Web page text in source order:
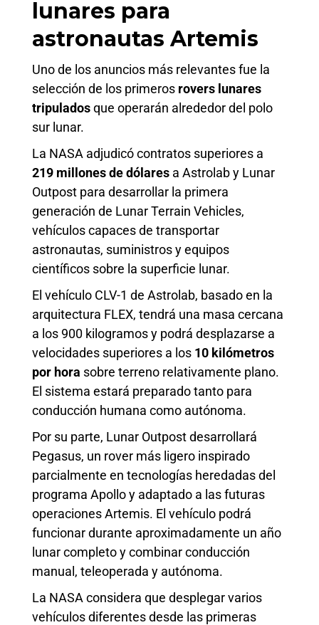
lunares para
astronautas Artemis
Uno de los anuncios más relevantes fue la
selección de los primeros rovers lunares
tripuladosque operarán alrededor del polo
sur lunar.
La NASA adjudicó contratos superiores a
219 millones de dólares a Astrolab y Lunar
Outpost para desarrollar la primera
generación de Lunar Terrain Vehicles,
vehículos capaces de transportar
astronautas, suministros y equipos
científicos sobre la superficie lunar.
El vehículo CLV-1 de Astrolab, basado en la
arquitectura FLEX, tendrá una masa cercana
a los 900 kilogramos y podrá desplazarse a
velocidades superiores a los 10 kilómetros
por hora sobre terreno relativamente plano.
El sistema estará preparado tanto para
conducción humana como autónoma.
Por su parte, Lunar Outpost desarrollará
Pegasus, un rover más ligero inspirado
parcialmente en tecnologías heredadas del
programa Apollo y adaptado a las futuras
operaciones Artemis. El vehículo podrá
funcionar durante aproximadamente un año
lunar completo y combinar conducción
manual, teleoperada y autónoma.
La NASA considera que desplegar varios
vehículos diferentes desde las primeras